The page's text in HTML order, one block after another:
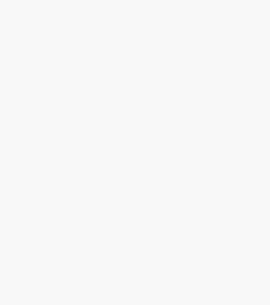
Youtubessa
välilehdessä